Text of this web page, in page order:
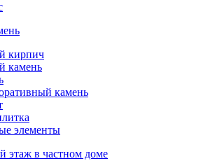
кирпич
камень
камень
элементы
этаж в частном доме